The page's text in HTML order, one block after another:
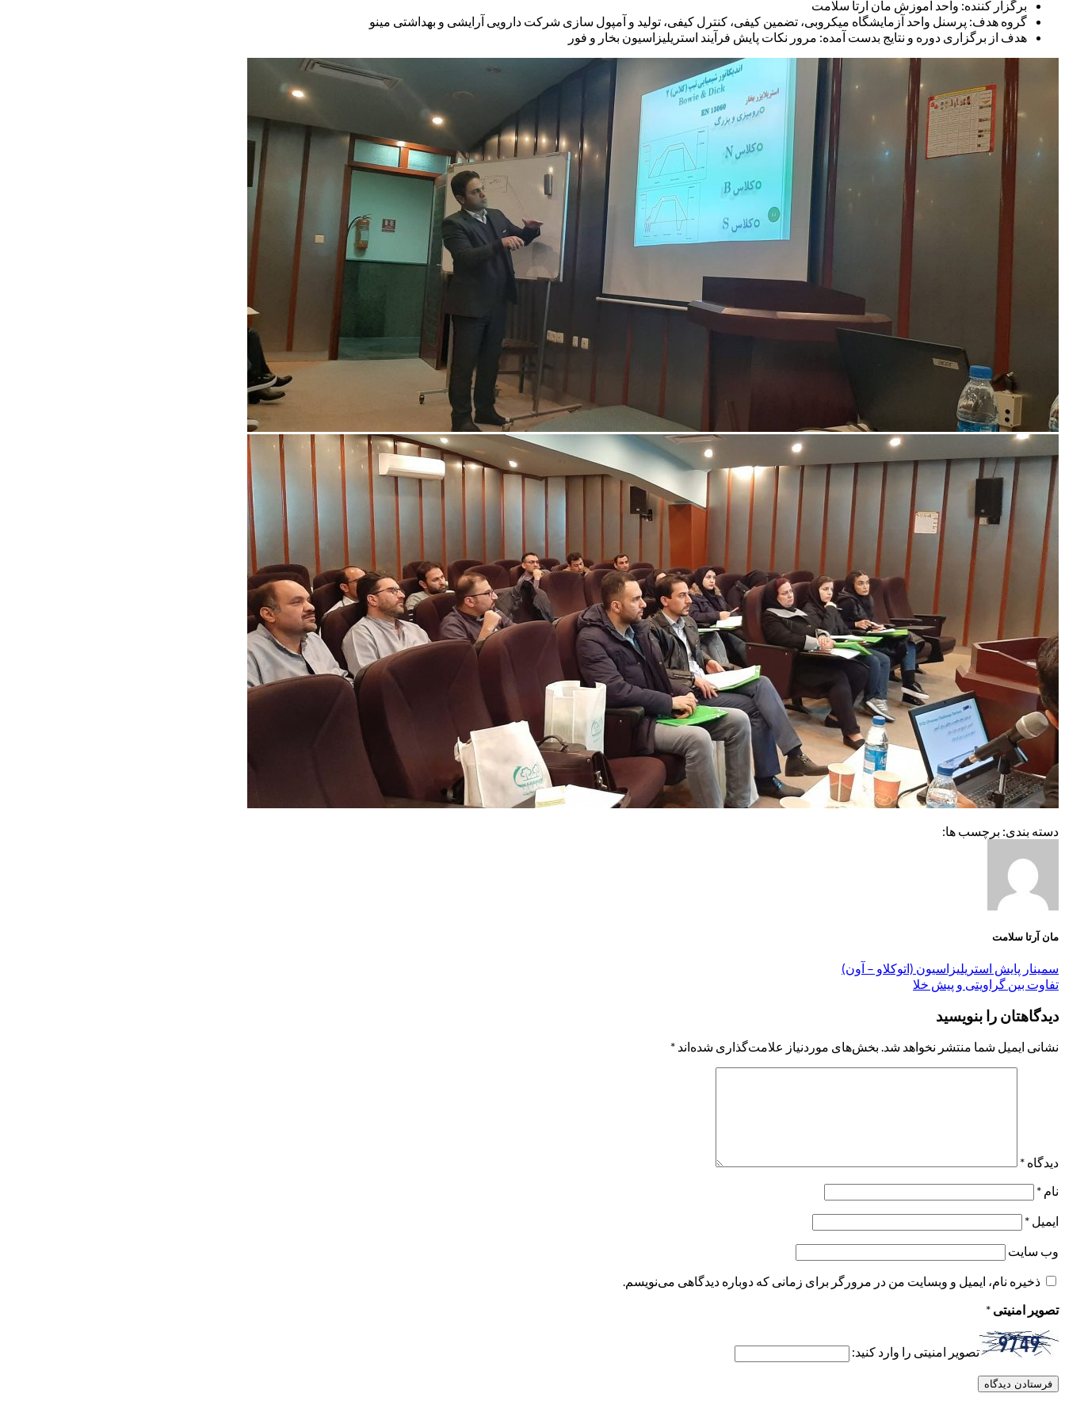
برگزار کننده: واحد آموزش مان آرتا سلامت
گروه هدف: پرسنل واحد آزمایشگاه میکروبی، تضمین کیفی، کنترل کیفی، تولید و آمپول سازی شرکت دارویی آرایشی و بهداشتی مینو
هدف از برگزاری دوره و نتایج بدست آمده: مرور نکات پایش فرآیند استریلیزاسیون بخار و فور
دسته بندی: برچسب ها:
مان آرتا سلامت
سمینار پایش استریلیزاسیون (اتوکلاو – آون)
تفاوت بین گراویتی و پیش خلا
دیدگاهتان را بنویسید
نشانی ایمیل شما منتشر نخواهد شد. بخش‌های موردنیاز علامت‌گذاری شده‌اند *
دیدگاه *
نام *
ایمیل *
وب‌ سایت
ذخیره نام، ایمیل و وبسایت من در مرورگر برای زمانی که دوباره دیدگاهی می‌نویسم.
تصویر امنیتی *
تصویر امنیتی را وارد کنید: